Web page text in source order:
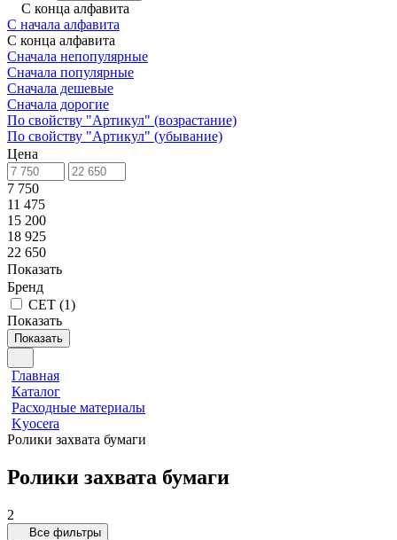
С конца алфавита
С начала алфавита
С конца алфавита
Сначала непопулярные
Сначала популярные
Сначала дешевые
Сначала дорогие
По свойству "Артикул" (возрастание)
По свойству "Артикул" (убывание)
Цена
7 750
11 475
15 200
18 925
22 650
Показать
Бренд
CET (1)
Показать
Показать
Главная
Каталог
Расходные материалы
Kyocera
Ролики захвата бумаги
Ролики захвата бумаги
2
Все фильтры